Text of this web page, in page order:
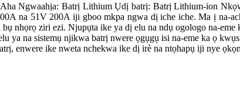
Ngwaahịa: Batrị Lithium Ụdị batrị: Batrị Lithium-ion
na 51V 200A iji gboo mkpa ngwa dị iche iche. Ma ị na-
nhọrọ ziri ezi. Njupụta ike ya dị elu na ndụ ogologo na-
ya na sistemụ njikwa batrị nwere ọgụgụ isi na-eme ka ọ
enwere ike nweta nchekwa ike dị irè na ntọhapụ iji nye